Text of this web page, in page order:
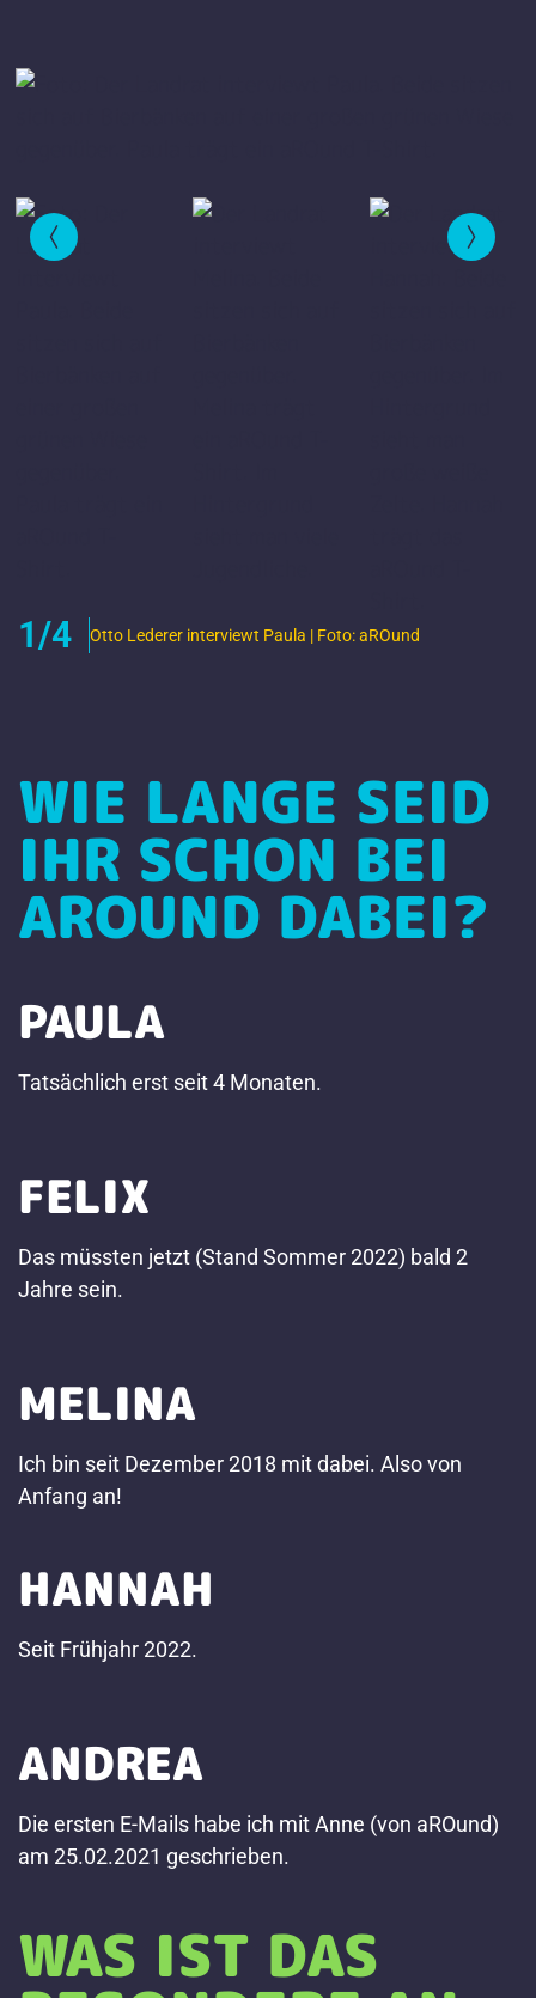
1/4 Otto Lederer interviewt Paula | Foto: aROund
WIE LANGE SEID
IHR SCHON BEI
AROUND DABEI?
PAULA
Tatsächlich erst seit 4 Monaten.
FELIX
Das müssten jetzt (Stand Sommer 2022) bald 2
Jahre sein.
MELINA
Ich bin seit Dezember 2018 mit dabei. Also von
Anfang an!
HANNAH
Seit Frühjahr 2022.
ANDREA
Die ersten E-Mails habe ich mit Anne (von aROund)
am 25.02.2021 geschrieben.
WAS IST DAS